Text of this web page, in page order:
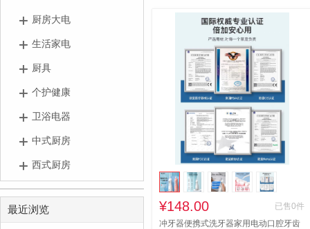
厨房大电
生活家电
厨具
个护健康
卫浴电器
中式厨房
西式厨房
最近浏览 ¥148.00
已售0件
冲牙器便携式洗牙器家用电动口腔牙齿